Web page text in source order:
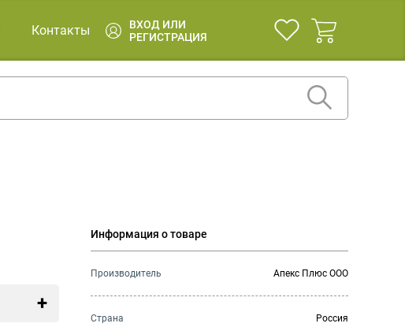
Контакты
ВХОД ИЛИ
РЕГИСТРАЦИЯ
Информация о товаре
Производитель Апекс Плюс ООО
Страна
Россия